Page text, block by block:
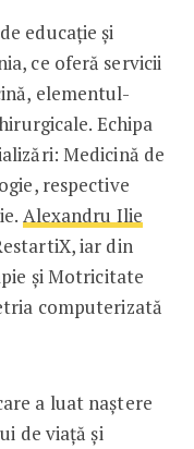
educație și
ce oferă servicii
elementul-
Echipa
Medicină de
respective
Alexandru Ilie
iar din
și Motricitate
computerizată
a luat naștere
de viață și